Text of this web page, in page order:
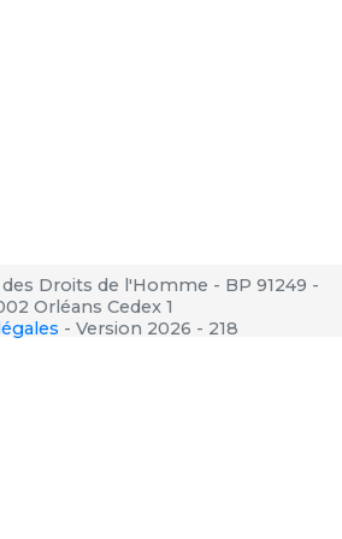
Droits de l'Homme - BP 91249 -
Orléans Cedex 1
- Version 2026 - 218